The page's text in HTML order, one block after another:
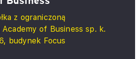
z ograniczoną
Academy of Business sp. k.
budynek Focus